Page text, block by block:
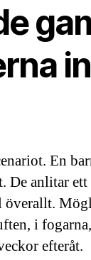
En
De anlitar
överallt.
i
efteråt.